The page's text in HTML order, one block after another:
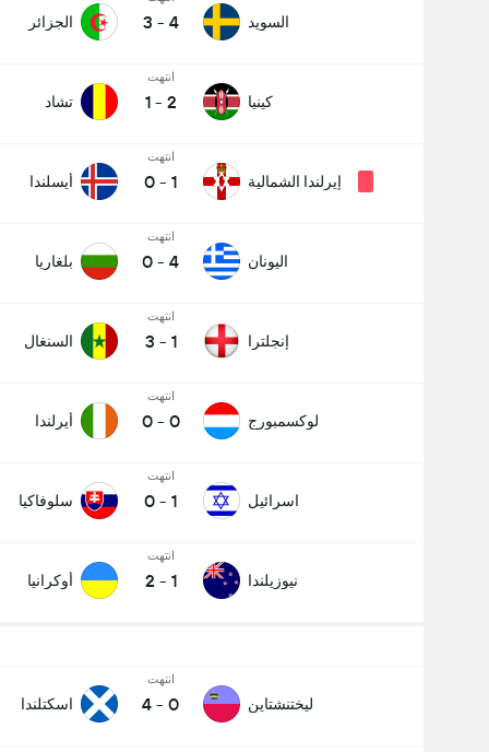
السويد 4
-
3 الجزائر
كينيا
انتهت
2
-
1 تشاد
إيرلندا الشمالية
انتهت
1
-
0 أيسلندا
اليونان
انتهت
4
-
0 بلغاريا
إنجلترا
انتهت
1
-
3 السنغال
لوكسمبورج
انتهت
0
-
0 أيرلندا
اسرائيل
انتهت
1
-
0 سلوفاكيا
نيوزيلندا
انتهت
1
-
2 أوكرانيا
ليختنشتاين
انتهت
0
-
4 اسكتلندا